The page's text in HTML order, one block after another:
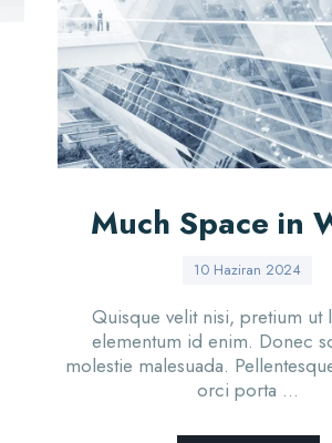
Much Space in
10 Haziran 2024
Quisque velit nisi, pretium ut
elementum id enim. Donec
molestie malesuada.
orci porta ...